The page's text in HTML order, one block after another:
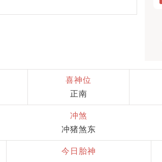
喜神位
正南
冲煞
冲猪煞东
今日胎神